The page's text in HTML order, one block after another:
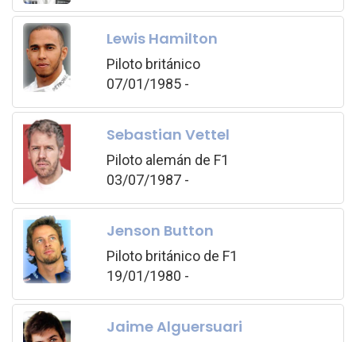
Lewis Hamilton
Piloto británico
07/01/1985 -
Sebastian Vettel
Piloto alemán de F1
03/07/1987 -
Jenson Button
Piloto británico de F1
19/01/1980 -
Jaime Alguersuari